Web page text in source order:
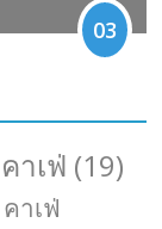
03
คาเฟ่ (19)
คาเฟ่